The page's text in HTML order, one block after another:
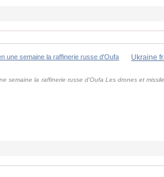
semaine la raffinerie russe d'Oufa Les drones et